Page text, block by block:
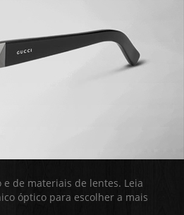
de materiais de lentes. Leia
óptico para escolher a mais